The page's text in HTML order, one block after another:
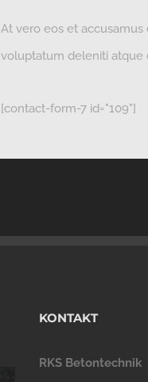
At vero eos et
voluptatum deleniti atque
[contact-form-7 id="109"]
KONTAKT
RKS Betontechnik